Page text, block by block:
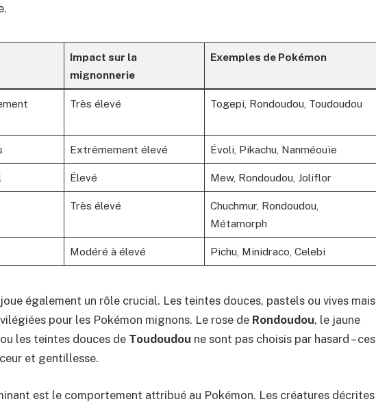
Impact sur la
mignonnerie
Exemples de Pokémon
Très élevé Togepi, Rondoudou, Toudoudou
Extrêmement élevé Évoli, Pikachu, Nanméouïe
Élevé Mew, Rondoudou, Joliflor
Très élevé
Chuchmur, Rondoudou,
Métamorph
Modéré à élevé Pichu, Minidraco, Celebi
également un rôle crucial. Les teintes douces, pastels ou vives mais
pour les Pokémon mignons. Le rose de Rondoudou, le jaune
les teintes douces de Toudoudou ne sont pas choisis par hasard – ces
et gentillesse.
est le comportement attribué au Pokémon. Les créatures décrites